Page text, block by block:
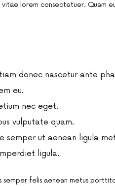
lorem consectetuer. Quam
donec nascetur ante
eu.
nec eget.
vulputate quam.
semper ut aenean ligula
ligula.
felis aenean metus